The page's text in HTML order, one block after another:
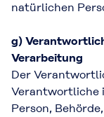
natürlichen
g)
Verarbeitung
Der
Verantwortliche
Person,